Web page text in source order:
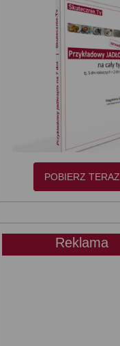
POBIERZ TERAZ
Reklama